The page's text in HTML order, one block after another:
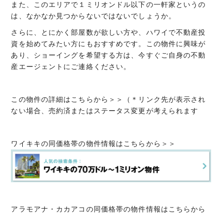
また、このエリアで１ミリオンドル以下の一軒家というの
は、なかなか見つからないではないでしょうか。
さらに、とにかく部屋数が欲しい方や、ハワイで不動産投
資を始めてみたい方にもおすすめです。この物件に興味が
あり、ショーイングを希望する方は、今すぐご自身の不動
産エージェントにご連絡ください。
この物件の詳細はこちらから＞＞（＊リンク先が表示され
ない場合、売約済またはステータス変更が考えられます
ワイキキの同価格帯の物件情報はこちらから＞＞
アラモアナ・カカアコの同価格帯の物件情報はこちらから